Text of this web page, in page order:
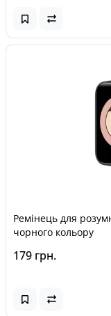
Ремінець для
чорного кольору
179 грн.